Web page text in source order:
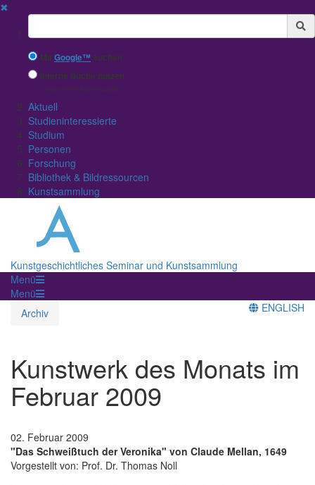
✖
Suchbegriff
MitGoogle™ suchen
Interne Suche nutzen
(eingeschränkte Ergebnisqualität)
Aktuell
Studieninteressierte
Studium
Personen
Forschung
Bibliothek & Bildressourcen
Kunstsammlung
Kunstgeschichtliches Seminar und Kunstsammlung
Menü
Menü
Archiv
ENGLISH
Kunstwerk des Monats im
Februar 2009
02. Februar 2009
"Das Schweißtuch der Veronika" von Claude Mellan, 1649
Vorgestellt von: Prof. Dr. Thomas Noll